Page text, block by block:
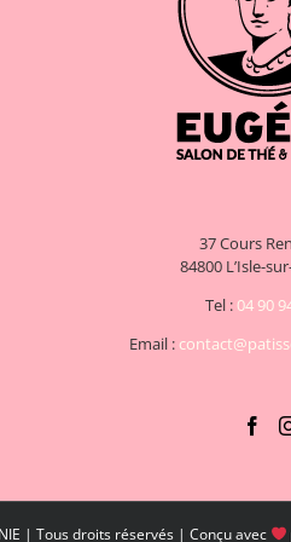
37 Cours
84800 L’Isle-
Tel :04 90
Email :
| Tous droits réservés | Conçu avec